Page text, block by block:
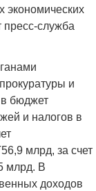
экономических
служба
и
бюджет
и налогов в
млрд, за счет
млрд. В
доходов